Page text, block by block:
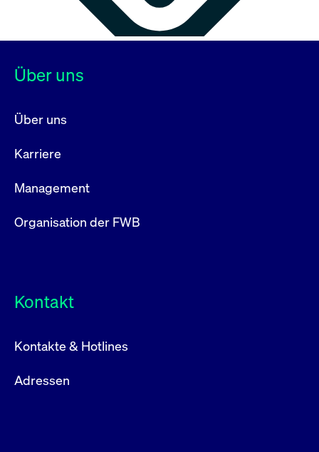
Über uns
Über uns
Karriere
Management
Organisation der FWB
Kontakt
Kontakte & Hotlines
Adressen